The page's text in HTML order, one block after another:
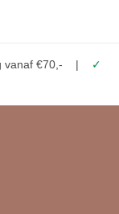
vanaf €70,- |
✓